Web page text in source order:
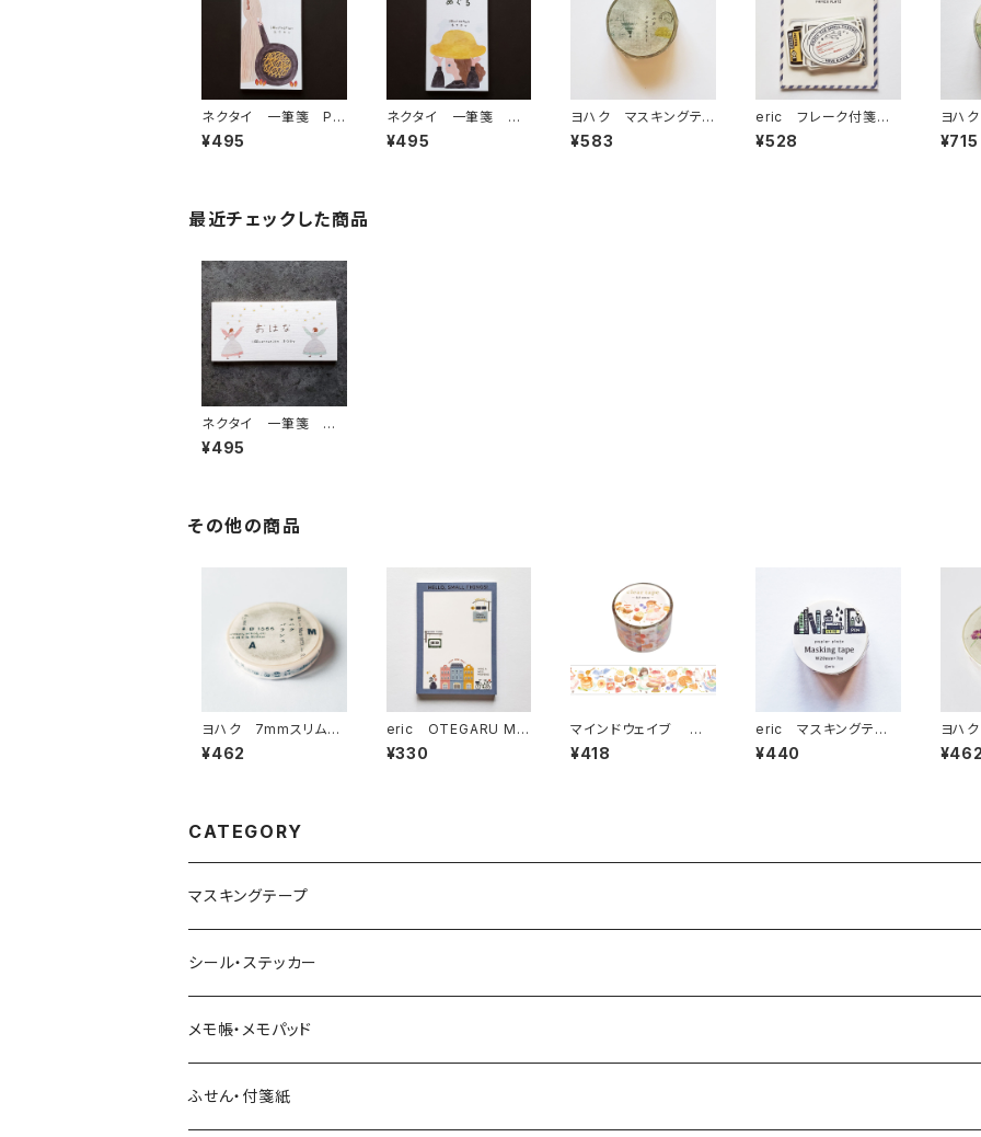
ネクタイ 一筆箋 PA
STA 縦
¥495
ネクタイ 一筆箋 め
ぐる 縦
¥495
ヨハク マスキングテ
ープ ラボラトリー Y-
189
¥583
eric フレーク付箋
MOMENT LOG飛行
機 60-011
¥528
ヨハ
キン
YD-
¥715
最近チェックした商品
ネクタイ 一筆箋 お
はな 横
¥495
その他の商品
ヨハク 7mmスリムマ
スキングテープ バラン
ス L-009
¥462
eric OTEGARU ME
MO FAVORITE PLA
CE メモ帳
¥330
マインドウェイブ 透
明クリアテープ95691
リル ストーリー bakin
¥418
eric マスキングテー
プ ブックシェルフ 3
7-634
¥440
ヨハ
スキ
ラ
CATEGORY
マスキングテープ
ヨハク
和紙
透明クリア
Hutte paper works （プロペラスタジオ）
ネクタイ
シール・ステッカー
フレークシール
パピアプラッツ（作家もの）
ステッカーシール
メモ帳・メモパッド
ヨハク
ふせん・付箋紙